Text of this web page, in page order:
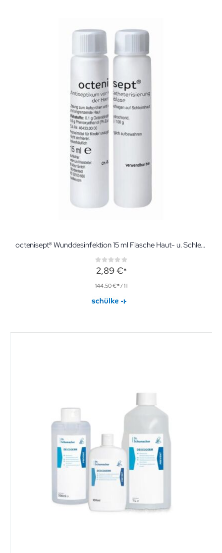
octenisept® Wunddesinfektion 15 ml Flasche Haut- u. Schleimhautantiseptikum
Rating:
0%
2,89 €
144,50 € / 1 l